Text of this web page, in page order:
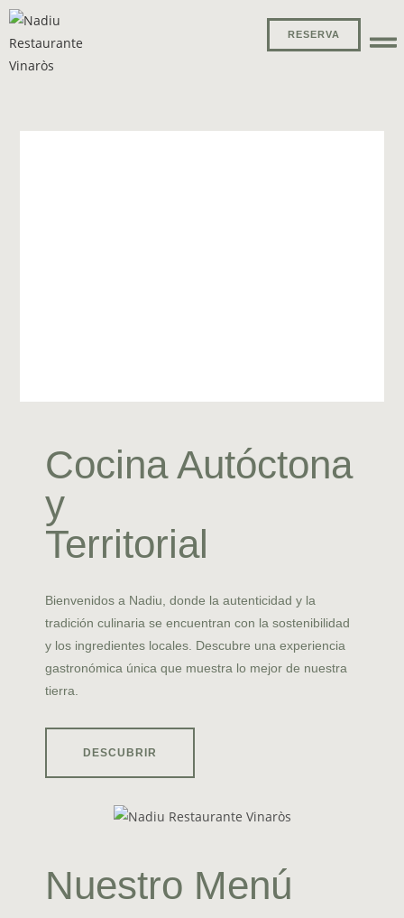
RESERVA
EL SABOR
DE CASA
RESERVA AHORA
Cocina Autóctona
y
Territorial
Bienvenidos a Nadiu, donde la autenticidad y la
tradición culinaria se encuentran con la sostenibilidad
y los ingredientes locales. Descubre una experiencia
gastronómica única que muestra lo mejor de nuestra
tierra.
DESCUBRIR
Nuestro Menú